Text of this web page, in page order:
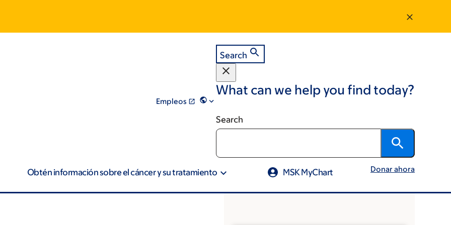
Empleos
Search
What can we help you find today?
Search
Obtén información sobre el cáncer y su tratamiento MSK MyChart Donar ahora